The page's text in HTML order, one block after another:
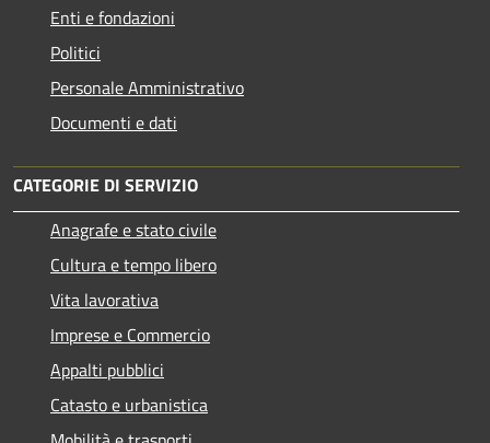
Enti e fondazioni
Politici
Personale Amministrativo
Documenti e dati
CATEGORIE DI SERVIZIO
Anagrafe e stato civile
Cultura e tempo libero
Vita lavorativa
Imprese e Commercio
Appalti pubblici
Catasto e urbanistica